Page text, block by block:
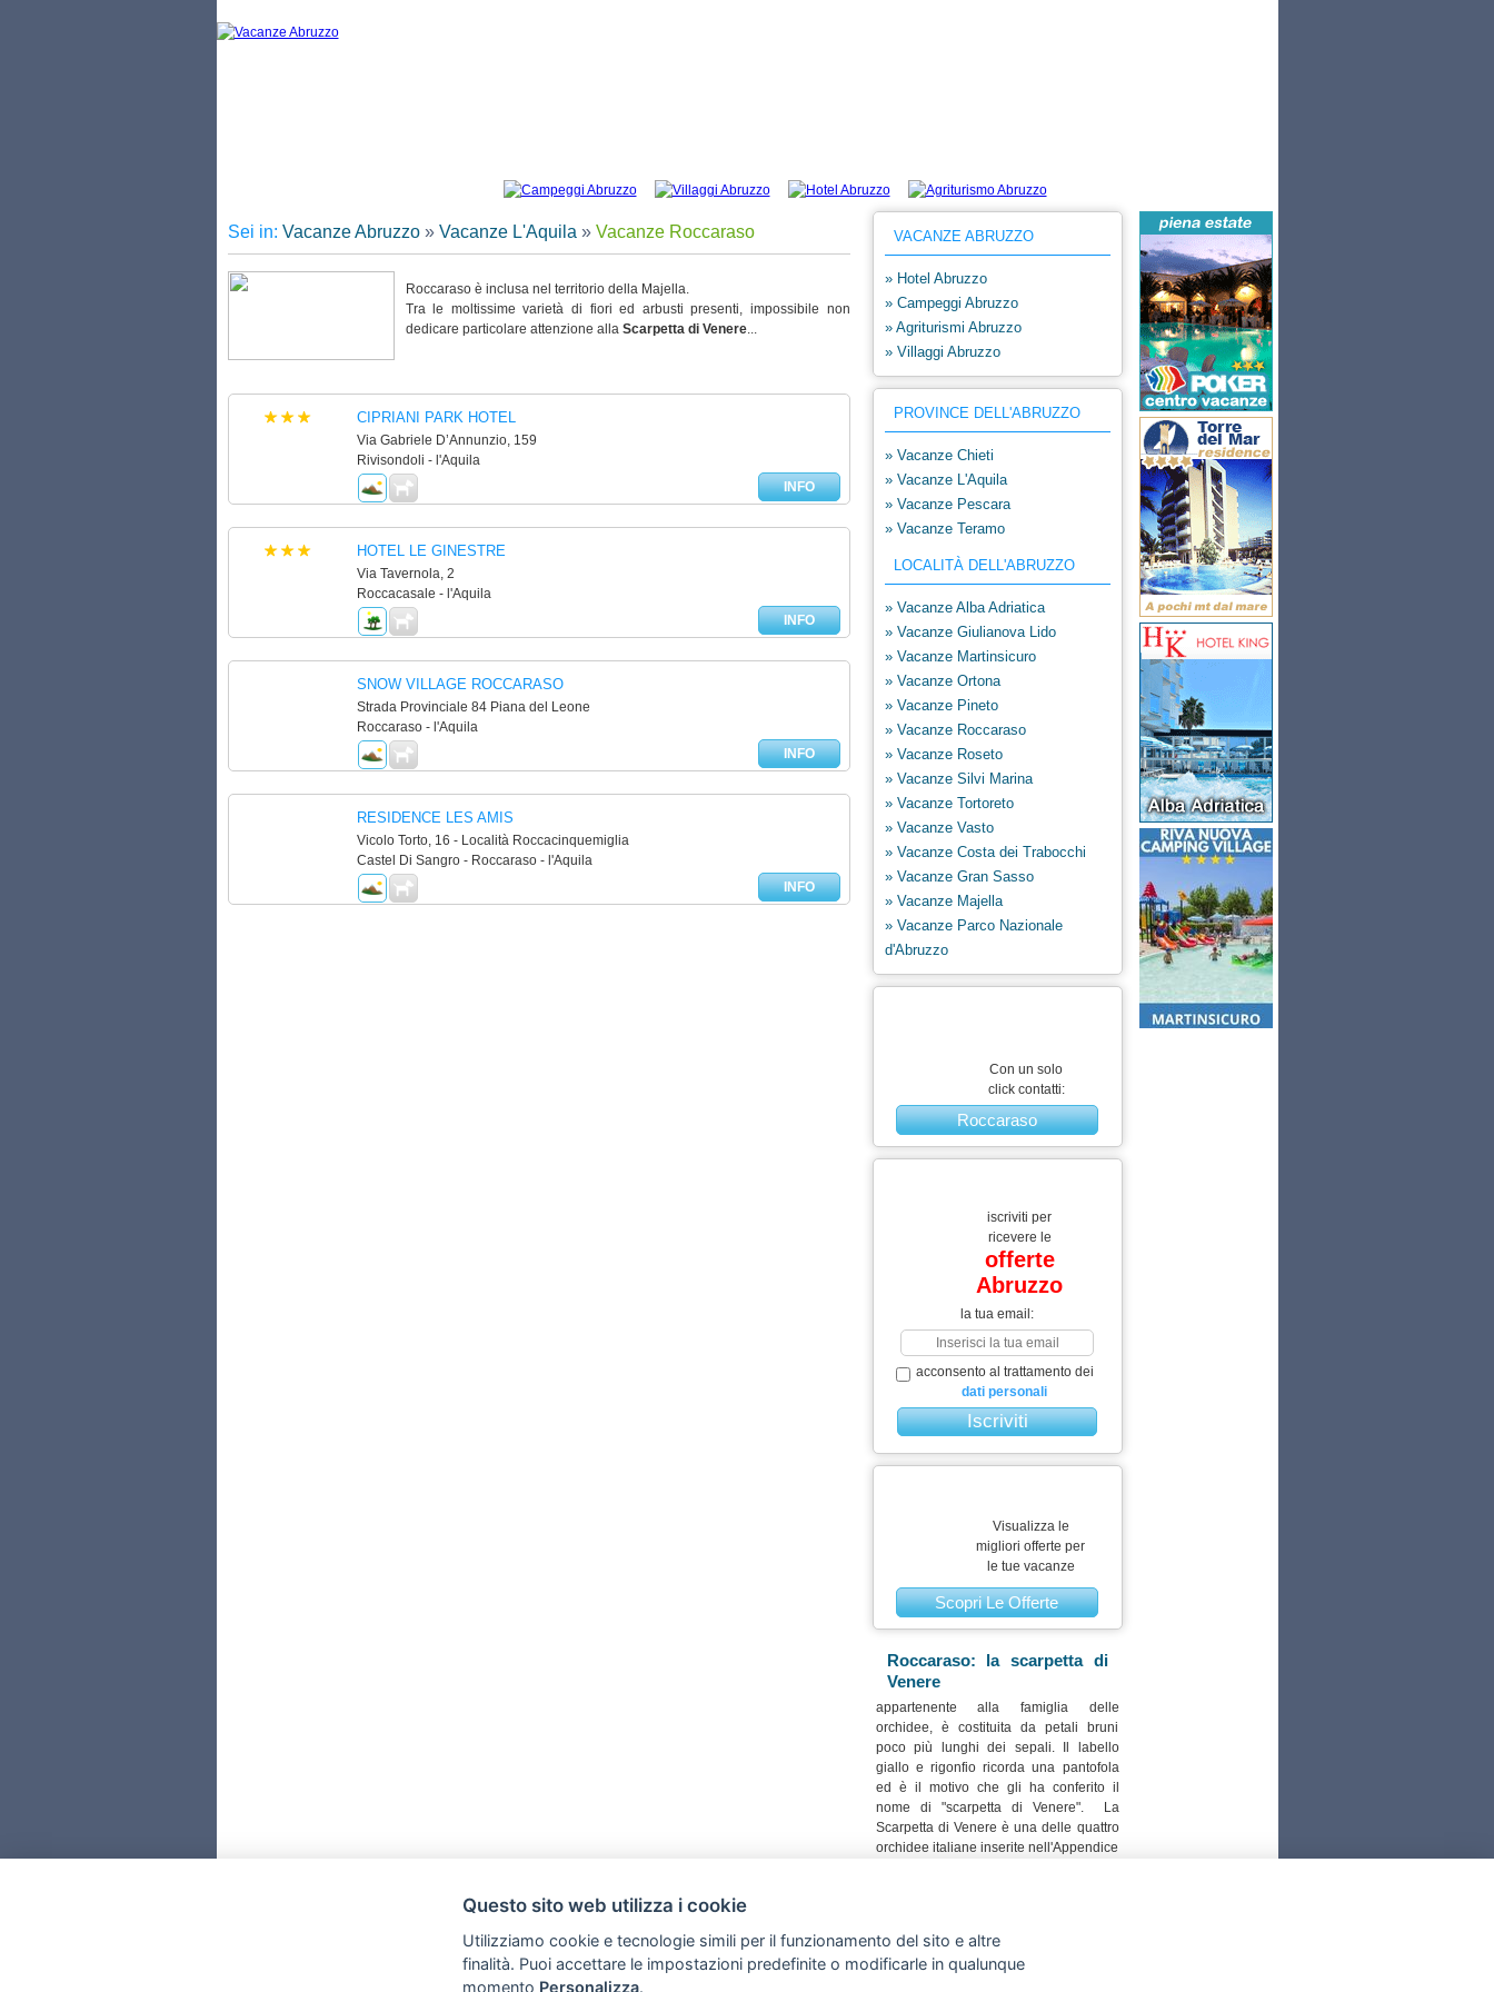
Sei in: Vacanze Abruzzo» Vacanze L'Aquila » Vacanze Roccaraso
Roccaraso è inclusa nel territorio della Majella.
Tra le moltissime varietà di fiori ed arbusti presenti, impossibile non
dedicare particolare attenzione alla Scarpetta di Venere...
CIPRIANI PARK HOTEL
Via Gabriele D’Annunzio, 159
Rivisondoli - l'Aquila
INFO
HOTEL LE GINESTRE
Via Tavernola, 2
Roccacasale - l'Aquila
INFO
SNOW VILLAGE ROCCARASO
Strada Provinciale 84 Piana del Leone
Roccaraso - l'Aquila
INFO
RESIDENCE LES AMIS
Vicolo Torto, 16 - Località Roccacinquemiglia
Castel Di Sangro - Roccaraso - l'Aquila
INFO
VACANZE ABRUZZO
» Hotel Abruzzo
» Campeggi Abruzzo
» Agriturismi Abruzzo
» Villaggi Abruzzo
PROVINCE DELL'ABRUZZO
» Vacanze Chieti
» Vacanze L'Aquila
» Vacanze Pescara
» Vacanze Teramo
LOCALITÀ DELL'ABRUZZO
» Vacanze Alba Adriatica
» Vacanze Giulianova Lido
» Vacanze Martinsicuro
» Vacanze Ortona
» Vacanze Pineto
» Vacanze Roccaraso
» Vacanze Roseto
» Vacanze Silvi Marina
» Vacanze Tortoreto
» Vacanze Vasto
» Vacanze Costa dei Trabocchi
» Vacanze Gran Sasso
» Vacanze Majella
» Vacanze Parco Nazionale
d'Abruzzo
Con un solo
click contatti:
Roccaraso
iscriviti per
ricevere le
offerte
Abruzzo
la tua email:
acconsento al trattamento dei
dati personali
Visualizza le
migliori offerte per
le tue vacanze
Scopri Le Offerte
Roccaraso: la scarpetta di
Venere
appartenente alla famiglia delle
orchidee, è costituita da petali bruni
poco più lunghi dei sepali. Il labello
giallo e rigonfio ricorda una pantofola
ed è il motivo che gli ha conferito il
nome di "scarpetta di Venere". La
Scarpetta di Venere è una delle quattro
orchidee italiane inserite nell'Appendice
Parco è localizzata in pochi esemplari
sul versante orientale della Majella
Questo sito web utilizza i cookie
Utilizziamo cookie e tecnologie simili per il funzionamento del sito e altre
finalità. Puoi accettare le impostazioni predefinite o modificarle in qualunque
momento Personalizza.